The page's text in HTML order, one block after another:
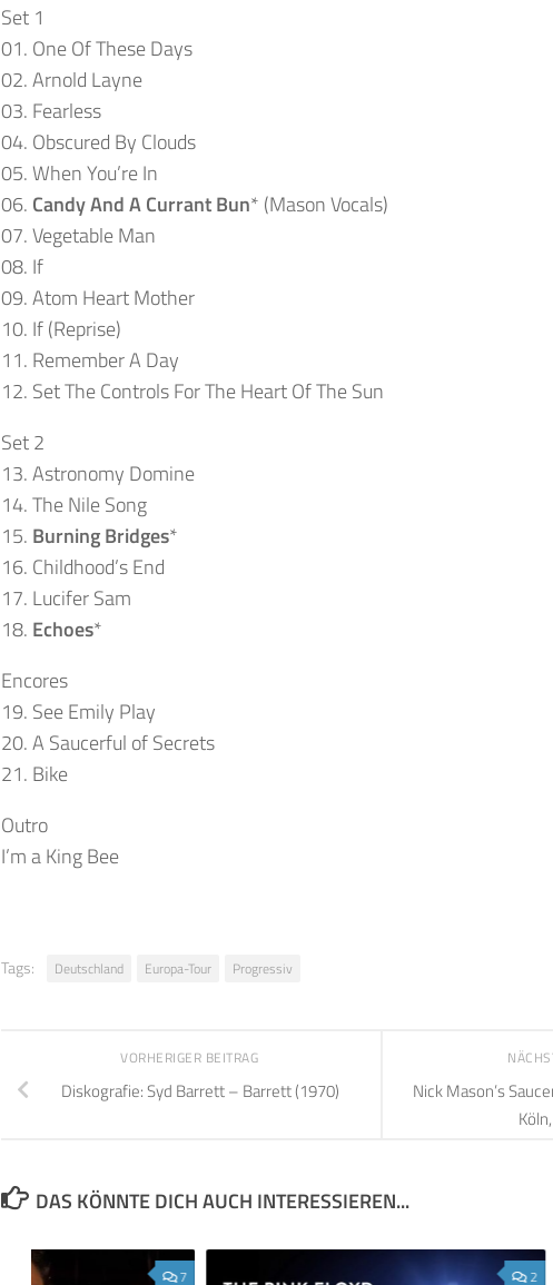
Set 1
01. One Of These Days
02. Arnold Layne
03. Fearless
04. Obscured By Clouds
05. When You’re In
06. Candy And A Currant Bun* (Mason Vocals)
07. Vegetable Man
08. If
09. Atom Heart Mother
10. If (Reprise)
11. Remember A Day
12. Set The Controls For The Heart Of The Sun
Set 2
13. Astronomy Domine
14. The Nile Song
15. Burning Bridges*
16. Childhood’s End
17. Lucifer Sam
18. Echoes*
Encores
19. See Emily Play
20. A Saucerful of Secrets
21. Bike
Outro
I’m a King Bee
Tags: Deutschland Europa-Tour Progressiv
Nick Mason’s
VORHERIGER BEITRAG
Diskografie: Syd Barrett – Barrett (1970)
DAS KÖNNTE DICH AUCH INTERESSIEREN...
2
7